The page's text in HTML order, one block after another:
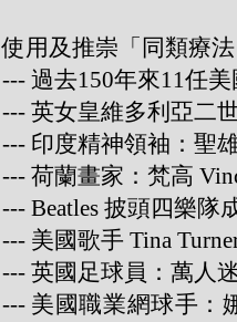
使用及推崇「同類療
--- 過去150年來11任
--- 英女皇維多利亞二
--- 印度精神領袖：聖
--- 荷蘭畫家：梵高
--- Beatles 披頭四樂隊
--- 美國歌手 Tina
--- 英國足球員：萬人
--- 美國職業網球手：